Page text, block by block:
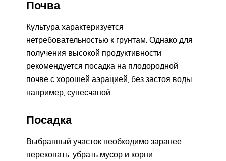
Почва
Культура характеризуется
нетребовательностью к грунтам. Однако для
получения высокой продуктивности
рекомендуется посадка на плодородной
почве с хорошей аэрацией, без застоя воды,
например, супесчаной.
Посадка
Выбранный участок необходимо заранее
перекопать, убрать мусор и корни.